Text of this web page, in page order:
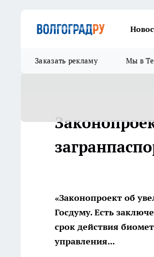
Заказать рекламу Мы в
«Законопроект об
Госдуму. Есть
срок действия
управления...